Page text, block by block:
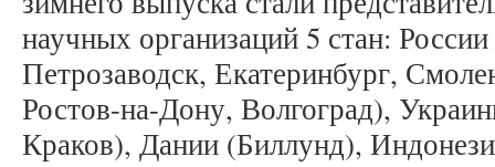
научных организаций 5 стан:
Петрозаводск, Екатеринбург,
Ростов-на-Дону, Волгоград),
Краков), Дании (Биллунд),